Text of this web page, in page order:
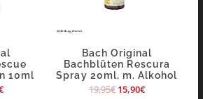
10ml
Bach Original
Bachblüten Rescura
Spray 20ml, m. Alkohol
19,95€ 15,90€